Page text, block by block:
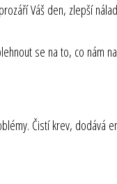
Váš den, zlepší
se na to, co nám
Čistí krev, dodává